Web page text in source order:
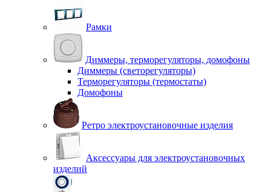
Рамки
Диммеры, терморегуляторы, домофоны
Диммеры (светорегуляторы)
Терморегуляторы (термостаты)
Домофоны
Ретро электроустановочные изделия
Аксессуары для электроустановочных
изделий